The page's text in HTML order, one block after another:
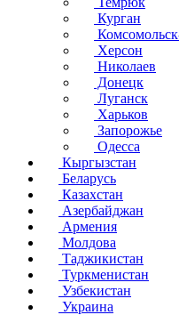
Курган
Херсон
Николаев
Донецк
Луганск
Харьков
Запорожье
Одесса
Кыргызстан
Беларусь
Казахстан
Азербайджан
Армения
Молдова
Таджикистан
Туркменистан
Узбекистан
Украина